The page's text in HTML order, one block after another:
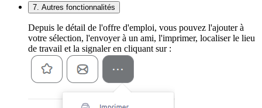
7. Autres fonctionnalités
Depuis le détail de l'offre d'emploi, vous pouvez l'ajouter à
votre sélection, l'envoyer à un ami, l'imprimer, localiser le lieu
de travail et la signaler en cliquant sur :